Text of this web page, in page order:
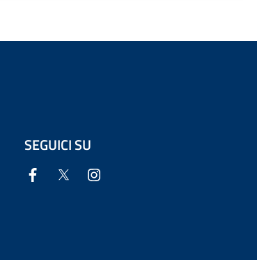
SEGUICI SU